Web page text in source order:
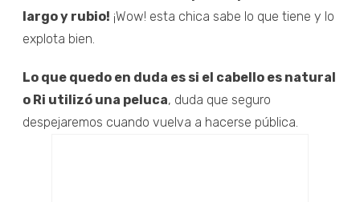
largo y rubio! ¡Wow! esta chica sabe lo que tiene y lo
explota bien.
Lo que quedo en duda es si el cabello es natural
o Ri utilizó una peluca, duda que seguro
despejaremos cuando vuelva a hacerse pública.